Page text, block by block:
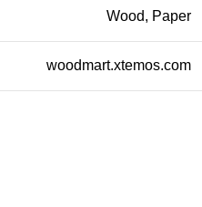
Wood, Paper
woodmart.xtemos.com